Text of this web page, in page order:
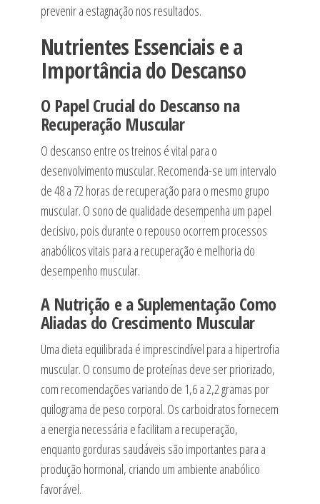
prevenir a estagnação nos resultados.
Nutrientes Essenciais e a
Importância do Descanso
O Papel Crucial do Descanso na
Recuperação Muscular
O descanso entre os treinos é vital para o
desenvolvimento muscular. Recomenda-se um intervalo
de 48 a 72 horas de recuperação para o mesmo grupo
muscular. O sono de qualidade desempenha um papel
decisivo, pois durante o repouso ocorrem processos
anabólicos vitais para a recuperação e melhoria do
desempenho muscular.
A Nutrição e a Suplementação Como
Aliadas do Crescimento Muscular
Uma dieta equilibrada é imprescindível para a hipertrofia
muscular. O consumo de proteínas deve ser priorizado,
com recomendações variando de 1,6 a 2,2 gramas por
quilograma de peso corporal. Os carboidratos fornecem
a energia necessária e facilitam a recuperação,
enquanto gorduras saudáveis são importantes para a
produção hormonal, criando um ambiente anabólico
favorável.